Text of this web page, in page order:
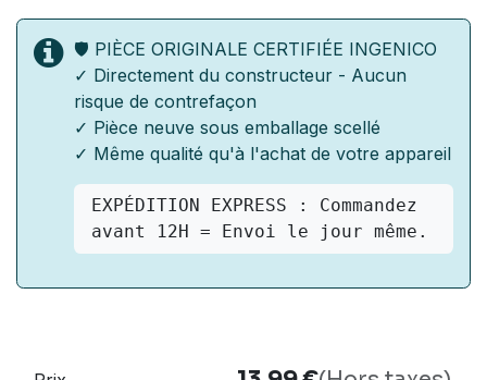
🛡️ PIÈCE ORIGINALE CERTIFIÉE INGENICO
✓ Directement du constructeur - Aucun
risque de contrefaçon
✓ Pièce neuve sous emballage scellé
✓ Même qualité qu'à l'achat de votre appareil
EXPÉDITION EXPRESS : Commandez